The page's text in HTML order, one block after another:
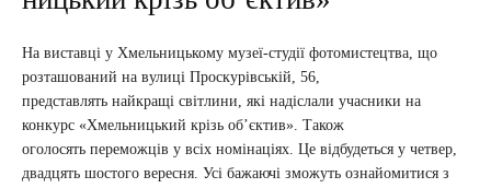
На виставці у Хмельницькому музеї-студії фотомистецтва, що
розташований на вулиці Проскурівській, 56,
представлять найкращі світлини, які надіслали учасники на
конкурс «Хмельницький крізь об’єктив». Також
оголосять переможців у всіх номінаціях. Це відбудеться у четвер,
двадцять шостого вересня. Усі бажаючі зможуть ознайомитися з